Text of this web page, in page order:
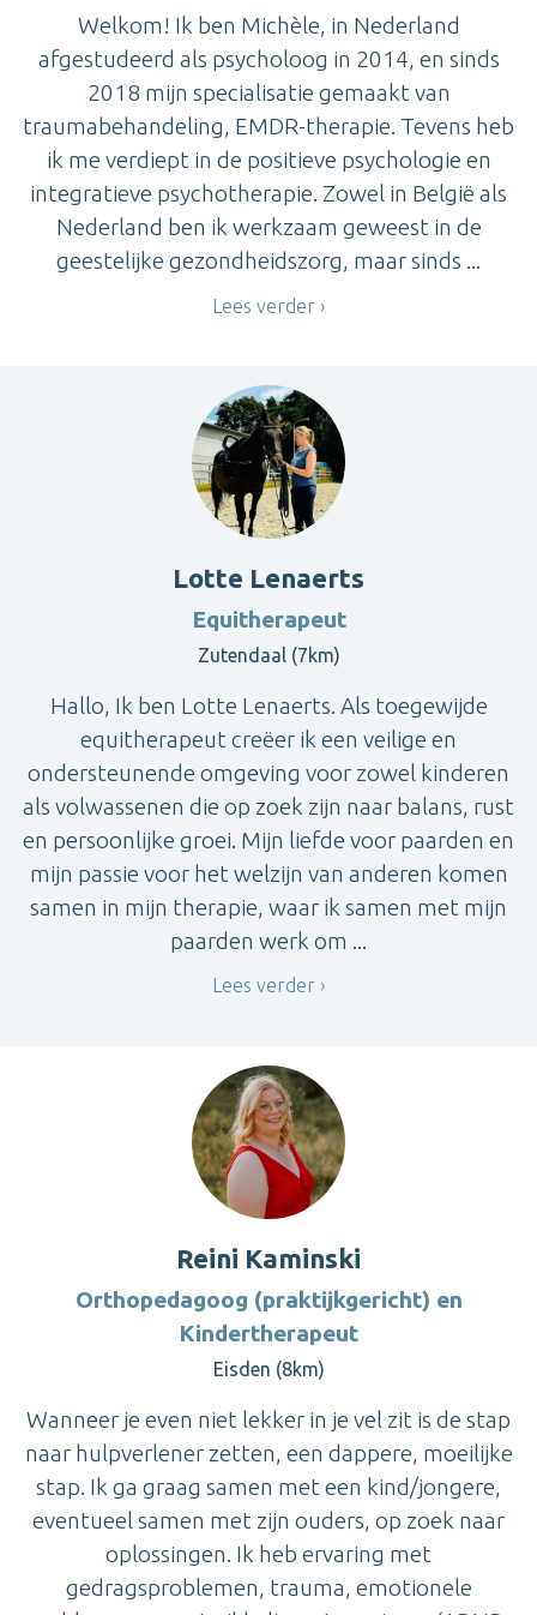
Welkom! Ik ben Michèle, in Nederland
afgestudeerd als psycholoog in 2014, en sinds
2018 mijn specialisatie gemaakt van
traumabehandeling, EMDR-therapie. Tevens heb
ik me verdiept in de positieve psychologie en
integratieve psychotherapie. Zowel in België als
Nederland ben ik werkzaam geweest in de
geestelijke gezondheidszorg, maar sinds ...
Lees verder
Lotte Lenaerts
Equitherapeut
Zutendaal (7km)
Hallo, Ik ben Lotte Lenaerts. Als toegewijde
equitherapeut creëer ik een veilige en
ondersteunende omgeving voor zowel kinderen
als volwassenen die op zoek zijn naar balans, rust
en persoonlijke groei. Mijn liefde voor paarden en
mijn passie voor het welzijn van anderen komen
samen in mijn therapie, waar ik samen met mijn
paarden werk om ...
Lees verder
Reini Kaminski
Orthopedagoog (praktijkgericht) en
Kindertherapeut
Eisden (8km)
Wanneer je even niet lekker in je vel zit is de stap
naar hulpverlener zetten, een dappere, moeilijke
stap. Ik ga graag samen met een kind/jongere,
eventueel samen met zijn ouders, op zoek naar
oplossingen. Ik heb ervaring met
gedragsproblemen, trauma, emotionele